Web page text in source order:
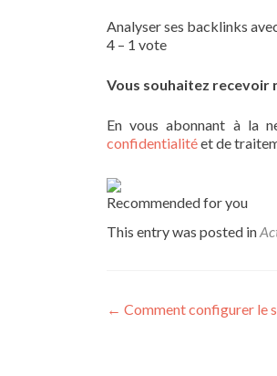
Analyser ses backlinks
4 – 1 vote
Vous souhaitez recevoir
En vous abonnant à la
confidentialitéet de
Recommended for you
This entry was posted in
Post
← Comment configurer le